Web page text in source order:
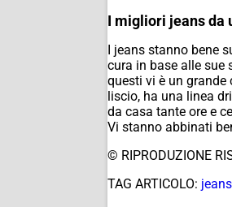
I migliori jeans da
I jeans stanno bene
cura in base alle sue
questi vi è un grande
liscio, ha una linea
da casa tante ore e
Vi stanno abbinati
© RIPRODUZIONE
TAG ARTICOLO: jeans